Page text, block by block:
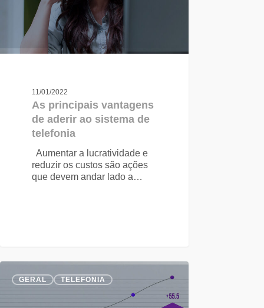
11/01/2022
As principais vantagens
de aderir ao sistema de
telefonia
Aumentar a lucratividade e
reduzir os custos são ações
que devem andar lado a…
GERAL TELEFONIA